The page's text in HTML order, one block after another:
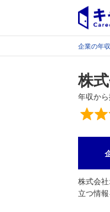
企業の年
株
年収か
総合評
株式会
立つ情